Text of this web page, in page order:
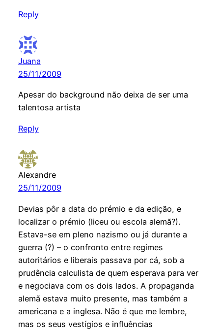
Reply
Juana
25/11/2009
Apesar do background não deixa de ser uma
talentosa artista
Reply
Alexandre
25/11/2009
Devias pôr a data do prémio e da edição, e
localizar o prémio (liceu ou escola alemã?).
Estava-se em pleno nazismo ou já durante a
guerra (?) – o confronto entre regimes
autoritários e liberais passava por cá, sob a
prudência calculista de quem esperava para ver
e negociava com os dois lados. A propaganda
alemã estava muito presente, mas também a
americana e a inglesa. Não é que me lembre,
mas os seus vestígios e influências